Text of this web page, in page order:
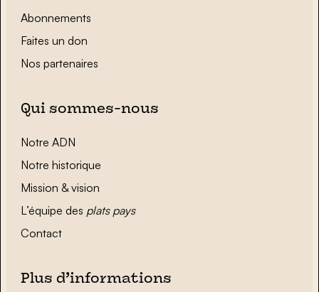
Abonnements
Faites un don
Nos partenaires
Qui sommes-nous
Notre ADN
Notre historique
Mission & vision
L’équipe des plats pays
Contact
Plus d’informations